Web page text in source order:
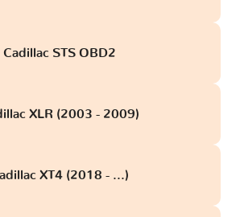
Cadillac STS OBD2
XLR (2003 - 2009)
XT4 (2018 - ...)